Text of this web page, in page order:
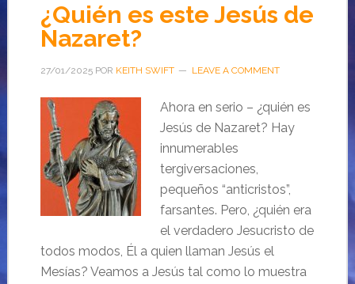
¿Quién es este Jesús de
Nazaret?
27/01/2025POR KEITH SWIFT LEAVE A COMMENT
Ahora en serio – ¿quién es
Jesús de Nazaret? Hay
innumerables
tergiversaciones,
pequeños “anticristos”,
farsantes. Pero, ¿quién era
el verdadero Jesucristo de
todos modos, Él a quien llaman Jesús el
Mesías? Veamos a Jesús tal como lo muestra